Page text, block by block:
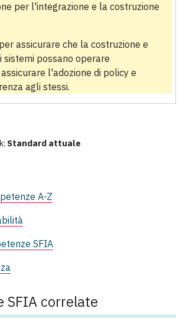
per l'integrazione e la costruzione
assicurare che la costruzione e
sistemi possano operare
l'adozione di policy e
agli stessi.
Standard attuale
A-Z
SFIA
SFIA correlate